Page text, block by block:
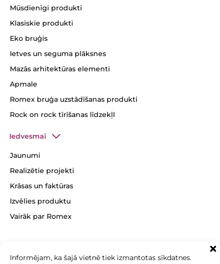
Informējam, ka šajā vietnē tiek izmantotas sīkdatnes.
Mūsdienīgi produkti
Klasiskie produkti
Eko bruģis
Ietves un seguma plāksnes
Mazās arhitektūras elementi
Apmale
Romex bruģa uzstādīšanas produkti
Rock on rock tīrīšanas līdzekļI
Iedvesmai
Jaunumi
Realizētie projekti
Krāsas un faktūras
Izvēlies produktu
Vairāk par Romex